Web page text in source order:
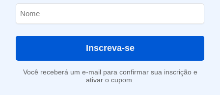
Inscreva-se
Você receberá um e-mail para confirmar sua inscrição e
ativar o cupom.